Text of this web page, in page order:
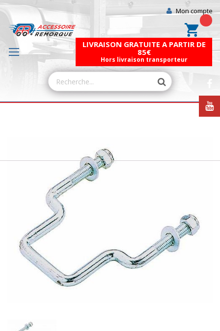
Mon compte
Mon
LIVRAISON GRATUITE A PARTIR DE
85€
Hors livraison transporteur
the